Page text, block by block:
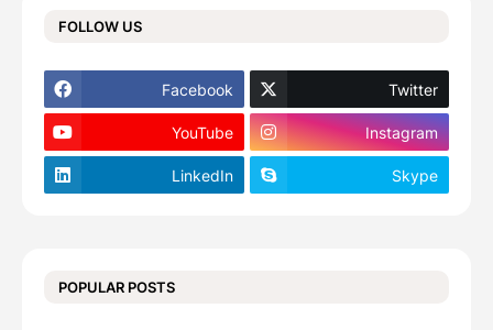
FOLLOW US
Facebook Twitter
YouTube Instagram
LinkedIn Skype
POPULAR POSTS